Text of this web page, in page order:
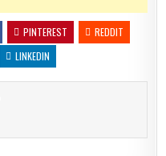
PINTEREST
REDDIT
LINKEDIN